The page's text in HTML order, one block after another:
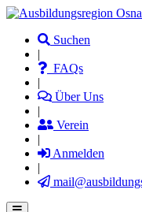
Direkt
Inhalt
Suchen
|
FAQs
|
Über Uns
|
Verein
|
Anmelden
|